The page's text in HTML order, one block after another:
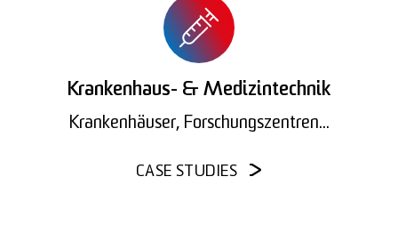
Krankenhaus- & Medizintechnik
Krankenhäuser, Forschungszentren...
CASE STUDIES